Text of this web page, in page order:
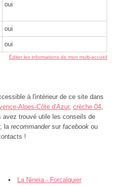
oui
oui
oui
Éditer les informations de mon multi-accueil
à l'intérieur de ce site dans
Alpes-Côte d'Azur, crèche 04,
avez trouvé utile les conseils de
la recommandersur facebook ou
!
La Nineia - Forcalquier